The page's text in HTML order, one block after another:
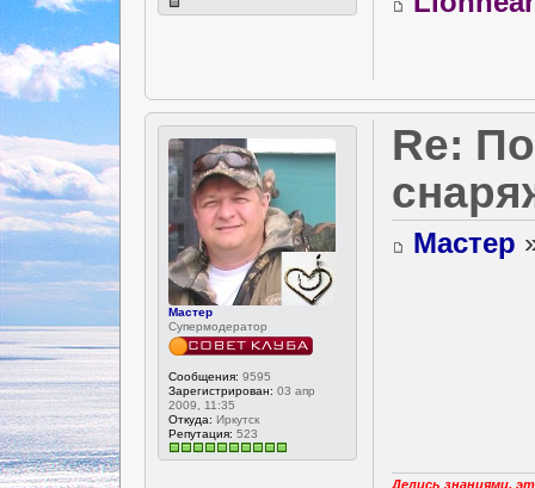
Мастер
Супермодератор
Сообщения: 9595
Зарегистрирован: 03 апр
2009, 11:35
Откуда: Иркутск
Репутация: 523
Re:
Мастер
Делись знаниями,